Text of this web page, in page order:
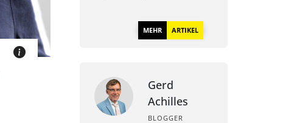
MEHR ARTIKEL
Gerd
Achilles
BLOGGER